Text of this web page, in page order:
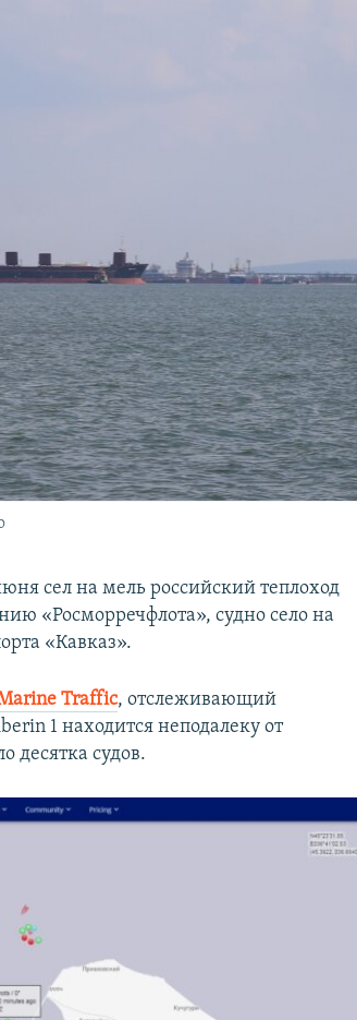
сел на мель российский теплоход
«Росморречфлота», судно село на
«Кавказ».
Traffic, отслеживающий
1 находится неподалеку от
десятка судов.